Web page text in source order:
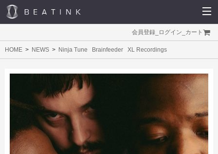
会員登録 ログイン カート
HOME NEWS Ninja Tune Brainfeeder XL Recordings